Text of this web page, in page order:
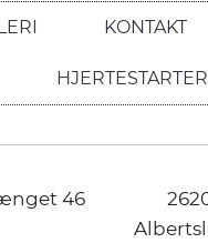
KONTAKT
HJERTESTARTER
46